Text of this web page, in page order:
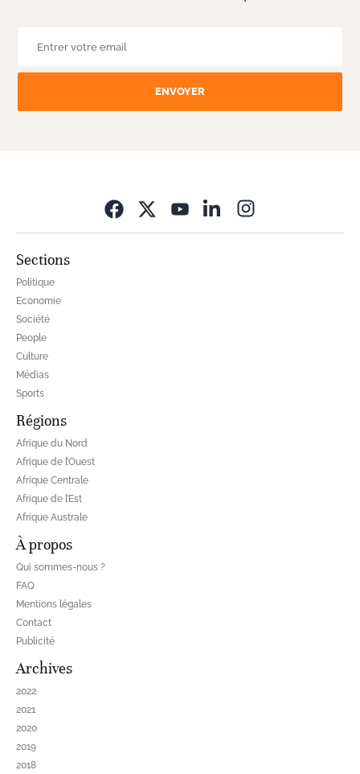
ENVOYER
Sections
Politique
Economie
Société
People
Culture
Médias
Sports
Régions
Afrique du Nord
Afrique de l’Ouest
Afrique Centrale
Afrique de l’Est
Afrique Australe
À propos
Qui sommes-nous ?
FAQ
Mentions légales
Contact
Publicité
Archives
2022
2021
2020
2019
2018